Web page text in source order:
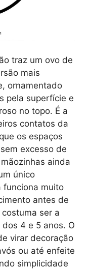
traz um ovo de
mais
ornamentado
pela superfície e
no topo. É a
contatos da
os espaços
excesso de
ainda
único
funciona muito
antes de
ser a
4 e 5 anos. O
virar decoração
ou até enfeite
simplicidade